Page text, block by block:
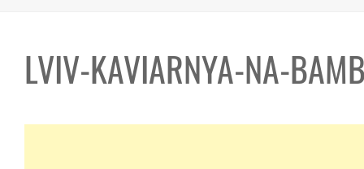
LVIV-KAVIARNYA-NA-